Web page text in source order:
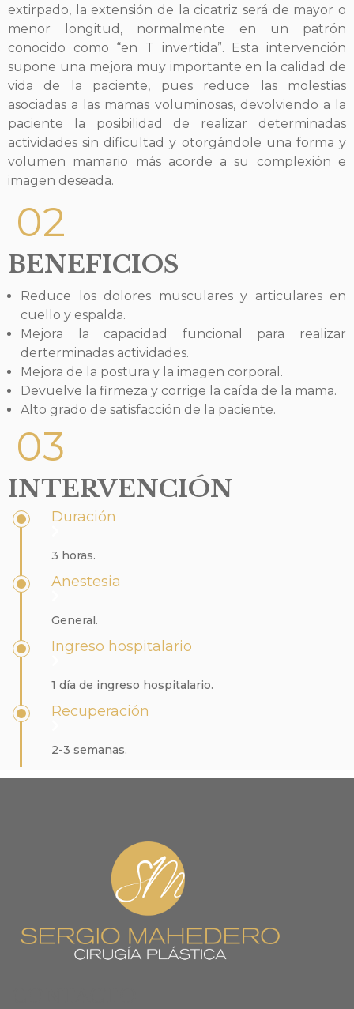
extirpado, la extensión de la cicatriz será de mayor o
menor longitud, normalmente en un patrón
conocido como “en T invertida”. Esta intervención
supone una mejora muy importante en la calidad de
vida de la paciente, pues reduce las molestias
asociadas a las mamas voluminosas, devolviendo a la
paciente la posibilidad de realizar determinadas
actividades sin dificultad y otorgándole una forma y
volumen mamario más acorde a su complexión e
imagen deseada.
02
BENEFICIOS
Reduce los dolores musculares y articulares en
cuello y espalda.
Mejora la capacidad funcional para realizar
derterminadas actividades.
Mejora de la postura y la imagen corporal.
Devuelve la firmeza y corrige la caída de la mama.
Alto grado de satisfacción de la paciente.
03
INTERVENCIÓN
Duración
3 horas.
Anestesia
General.
Ingreso hospitalario
1 día de ingreso hospitalario.
Recuperación
2-3 semanas.